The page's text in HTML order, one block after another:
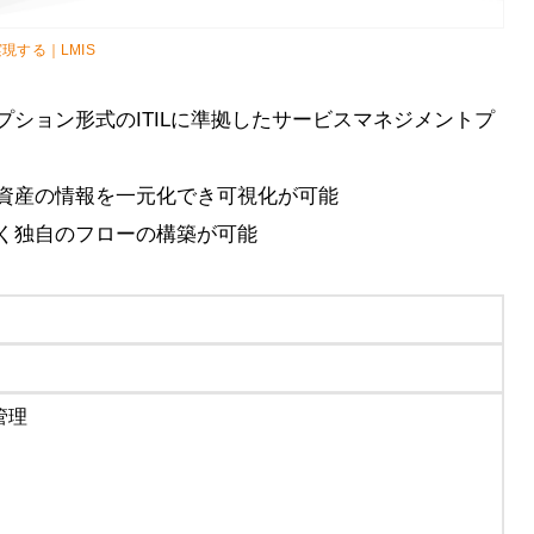
する｜LMIS
ション形式のITILに準拠したサービスマネジメントプ
産の情報を一元化でき可視化が可能
独自のフローの構築が可能
理